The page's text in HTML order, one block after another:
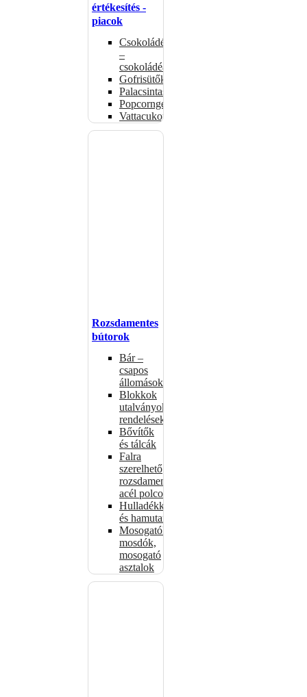
értékesítés -
piacok
Csokoládémelegítők
–
csokoládéadagolók
Gofrisütők
Palacsintasütők
Popcorngépek
Vattacukorgép
Rozsdamentes
bútorok
Bár –
csapos
állomások
Blokkok
utalványokhoz,
rendelésekhez
Bővítők
és tálcák
Falra
szerelhető
rozsdamentes
acél polcok
Hulladékkosarak
és hamutartók
Mosogatók,
mosdók,
mosogató
asztalok